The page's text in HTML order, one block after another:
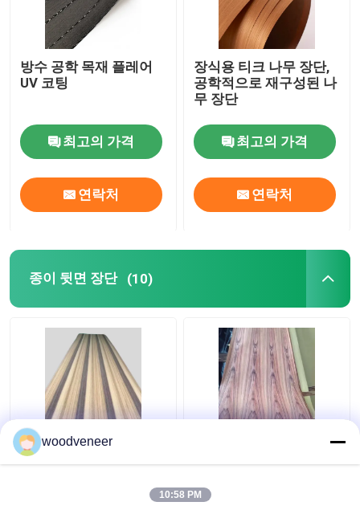
방수 공학 목재 플레어
UV 코팅
최고의 가격
연락처
장식용 티크 나무 장단,
공학적으로 재구성된 나
무 장단
최고의 가격
연락처
종이 뒷면 장단 (10)
류스 크래프트 종이 뒷
받침 된 장단 나무 잎 장
시트
woodveneer
10:58 PM